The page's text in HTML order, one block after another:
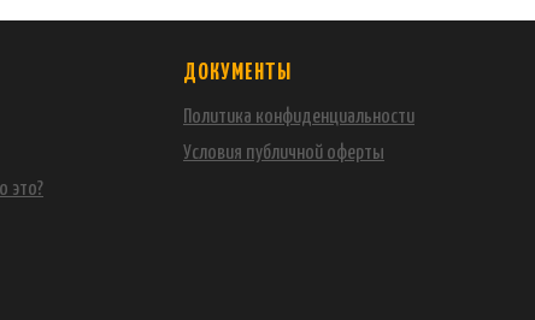
это?
ДОКУМЕНТЫ
Политика конфиденциальности
Условия публичной оферты